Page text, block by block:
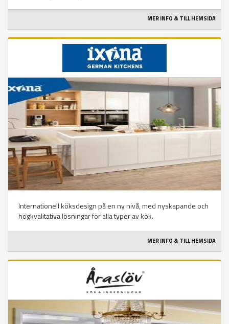
MER INFO & TILL HEMSIDA
Internationell köksdesign på en ny nivå, med nyskapande och
högkvalitativa lösningar för alla typer av kök.
MER INFO & TILL HEMSIDA